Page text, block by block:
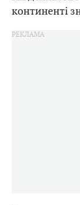
континенті